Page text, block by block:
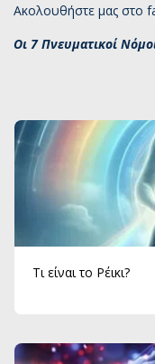
Ακολουθήστε μας στο
Οι 7 Πνευματικοί
Τι είναι το Ρέικι?